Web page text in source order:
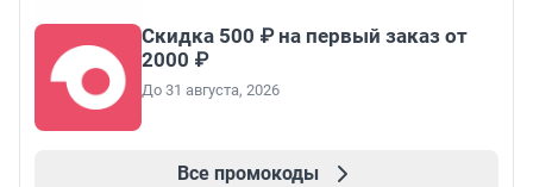
Скидка 500 ₽ на первый заказ от
2000 ₽
До 31 августа, 2026
Все промокоды